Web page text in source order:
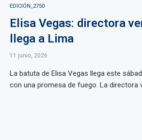
EDICIÓN_2750
Elisa Vegas: directora
llega a Lima
11 junio, 2026
La batuta de Elisa Vegas llega este
con una promesa de fuego. La directora